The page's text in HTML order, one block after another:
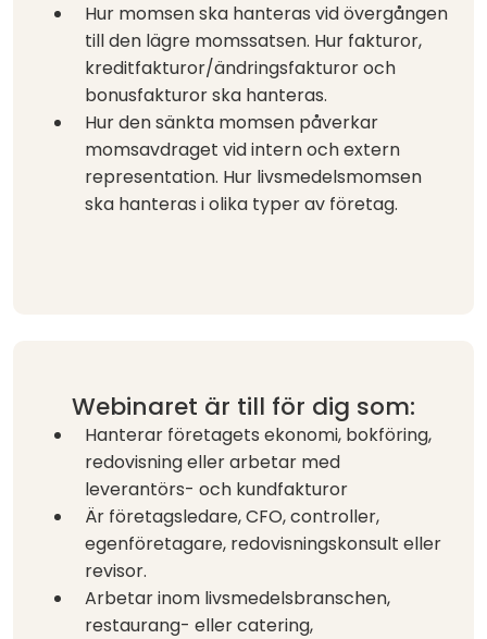
Hur momsen ska hanteras vid övergången
till den lägre momssatsen. Hur fakturor,
kreditfakturor/ändringsfakturor och
bonusfakturor ska hanteras.
Hur den sänkta momsen påverkar
momsavdraget vid intern och extern
representation. Hur livsmedelsmomsen
ska hanteras i olika typer av företag.
Webinaret är till för dig som:
Hanterar företagets ekonomi, bokföring,
redovisning eller arbetar med
leverantörs- och kundfakturor
Är företagsledare, CFO, controller,
egenföretagare, redovisningskonsult eller
revisor.
Arbetar inom livsmedelsbranschen,
restaurang- eller catering,